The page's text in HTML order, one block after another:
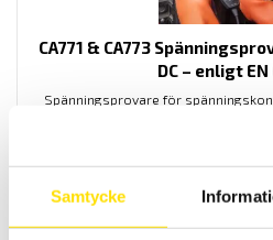
Samtycke
CA771 & CA773
DC – enligt
Spänningsprovare för
mätning upp till 1000 V AC /
2,080.00kr 2,585.00kr
till